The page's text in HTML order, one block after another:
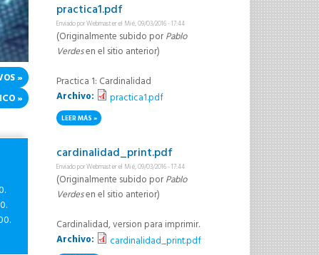
practica1.pdf
Enviado porWebmasterel Mié, 09/03/2016 - 17:44
(Originalmente subido porPablo
Verdesen el sitio anterior)
Practica 1: Cardinalidad
Archivo:
practica1.pdf
LEER MÁS SOBRE PRACTICA1.PDF
cardinalidad_print.pdf
Enviado porWebmasterel Mié, 09/03/2016 - 17:44
(Originalmente subido porPablo
Verdesen el sitio anterior)
Cardinalidad, version para imprimir.
Archivo:
cardinalidad_print.pdf